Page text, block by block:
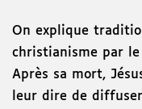
On explique
christianisme par
Après sa mort,
leur dire de